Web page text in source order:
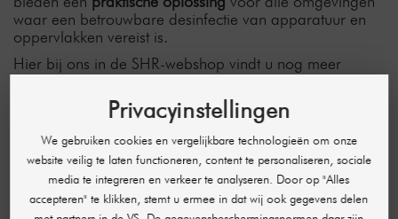
waar een betrouwbare desinfectie van apparatuur en
oppervlakken vereist is.
Hier bij ons in de SHR-webshop vindt u nog meer
merk schülke voor salons en praktijken.
SERIE PRODUCTEN
Privacyinstellingen
We gebruiken cookies en vergelijkbare technologieën om onze
website veilig te laten functioneren, content te personaliseren, sociale
media te integreren en verkeer te analyseren. Door op "Alles
accepteren" te klikken, stemt u ermee in dat wij ook gegevens delen